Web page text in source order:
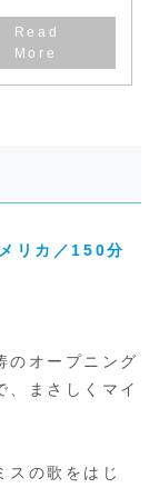
リカ／150分
オープニング
、まさしくマイ
の歌をはじ